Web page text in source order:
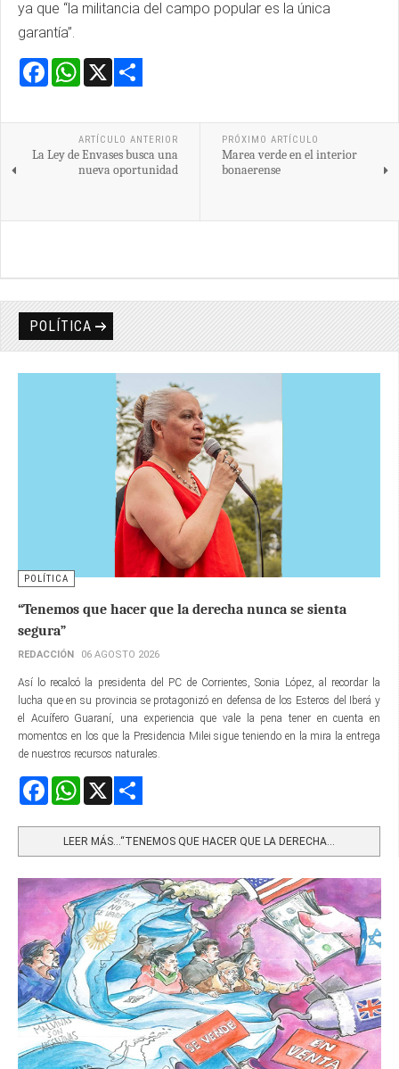
ya que “la militancia del campo popular es la única
garantía”.
Facebook
WhatsApp
ARTÍCULO ANTERIOR
La Ley de Envases busca una
nueva oportunidad
PRÓXIMO ARTÍCULO
Marea verde en el interior
bonaerense
POLÍTICA
POLÍTICA
“Tenemos que hacer que la derecha nunca se sienta
segura”
REDACCIÓN 06 AGOSTO 2026
Así lo recalcó la presidenta del PC de Corrientes, Sonia López, al recordar la
lucha que en su provincia se protagonizó en defensa de los Esteros del Iberá y
el Acuífero Guaraní, una experiencia que vale la pena tener en cuenta en
momentos en los que la Presidencia Milei sigue teniendo en la mira la entrega
de nuestros recursos naturales.
FacebookWhatsApp
LEER MÁS…“TENEMOS QUE HACER QUE LA DERECHA...